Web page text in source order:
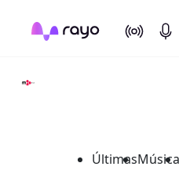
On Air
ÚltimasMúsica